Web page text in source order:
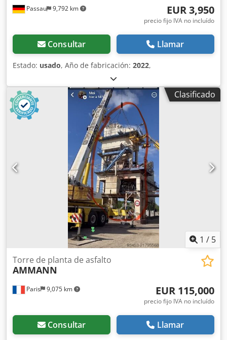
Passau 9,792 km EUR 3,950
precio fijo IVA no incluído
Consultar Llamar
Estado: usado, Año de fabricación: 2022,
Clasificado
1 / 5
Paris 9,075 km
Torre de planta de asfalto
AMMANN
EUR 115,000
precio fijo IVA no incluído
Consultar Llamar